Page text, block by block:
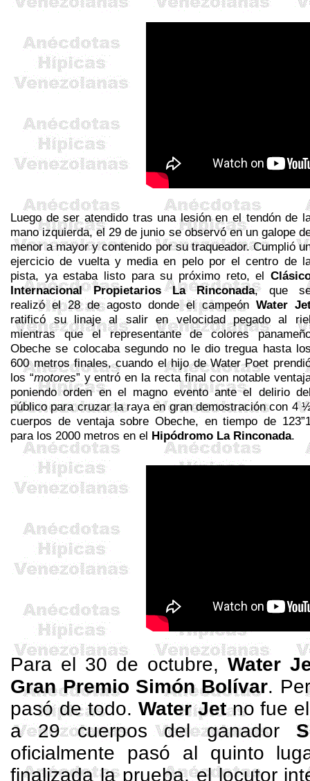
Luego de ser atendido tras una lesión en el tendón de
mano izquierda, el 29 de junio se observó en un galope
menor a mayor y contenido por sutraqueador. Cumplió
ejercicio de vuelta y media en pelo por el centro de
pista, ya estaba listo para su próximo reto, el
Internacional Propietarios La Rinconada, que
realizó el 28 de agosto donde el campeón Water
ratificó su linaje al salir en velocidad pegado al
mientras que el representante de colores
Obeche se colocaba segundo no le dio tregua hasta
600 metros finales, cuando el hijo deWater Poet
los “motores” y entró en la recta final con notable
poniendo orden en el magno evento ante el delirio
público para cruzar la raya en gran demostración con 4
cuerpos de ventaja sobre Obeche, en tiempo de
para los 2000 metros en el Hipódromo La Rinconada.
Para el 30 de octubre, Water
Gran Premio Simón Bolívar.
pasó de todo. WaterJetno fue el
a 29 cuerpos del ganador
oficialmente pasó al quinto
finalizada la prueba, el locutor